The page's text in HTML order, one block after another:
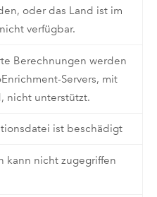
oder das Land ist im
verfügbar.
Berechnungen werden
Servers, mit
nicht unterstützt.
ist beschädigt
kann nicht zugegriffen